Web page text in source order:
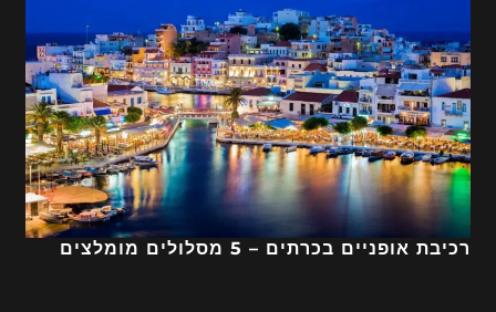
רכיבת אופניים בכרתים – 5 מסלולים מומלצים